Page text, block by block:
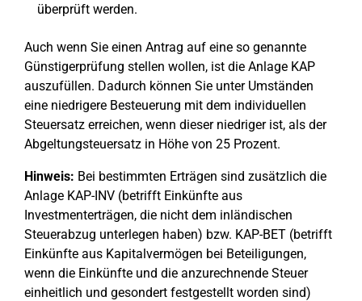
überprüft werden.
Auch wenn Sie einen Antrag auf eine so genannte
Günstigerprüfung stellen wollen, ist die Anlage KAP
auszufüllen. Dadurch können Sie unter Umständen
eine niedrigere Besteuerung mit dem individuellen
Steuersatz erreichen, wenn dieser niedriger ist, als der
Abgeltungsteuersatz in Höhe von 25 Prozent.
Hinweis: Bei bestimmten Erträgen sind zusätzlich die
Anlage KAP-INV (betrifft Einkünfte aus
Investmenterträgen, die nicht dem inländischen
Steuerabzug unterlegen haben) bzw. KAP-BET (betrifft
Einkünfte aus Kapitalvermögen bei Beteiligungen,
wenn die Einkünfte und die anzurechnende Steuer
einheitlich und gesondert festgestellt worden sind)